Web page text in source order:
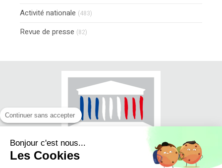
Activité nationale (483)
Revue de presse (82)
Continuer sans accepter
Bonjour c'est nous...
Les Cookies